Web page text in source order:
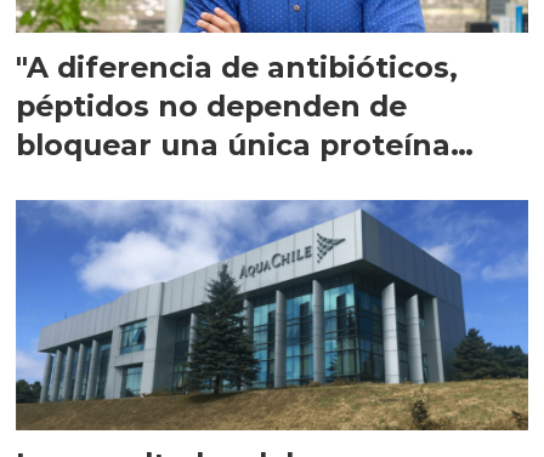
"A diferencia de antibióticos,
péptidos no dependen de
bloquear una única proteína